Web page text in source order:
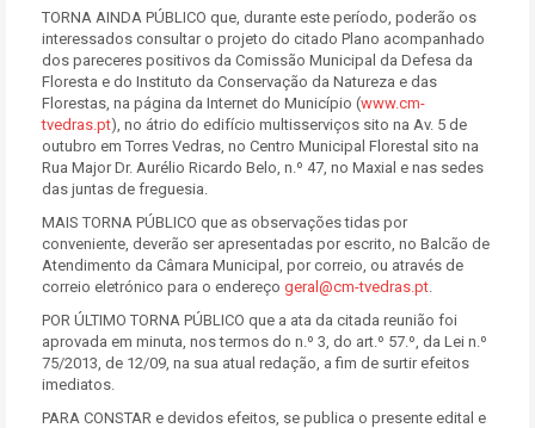
TORNA AINDA PÚBLICO que, durante este período, poderão os
interessados consultar o projeto do citado Plano acompanhado
dos pareceres positivos da Comissão Municipal da Defesa da
Floresta e do Instituto da Conservação da Natureza e das
Florestas, na página da Internet do Município (www.cm-
tvedras.pt), no átrio do edifício multisserviços sito na Av. 5 de
outubro em Torres Vedras, no Centro Municipal Florestal sito na
Rua Major Dr. Aurélio Ricardo Belo, n.º 47, no Maxial e nas sedes
das juntas de freguesia.
MAIS TORNA PÚBLICO que as observações tidas por
conveniente, deverão ser apresentadas por escrito, no Balcão de
Atendimento da Câmara Municipal, por correio, ou através de
correio eletrónico para o endereço geral@cm-tvedras.pt.
POR ÚLTIMO TORNA PÚBLICO que a ata da citada reunião foi
aprovada em minuta, nos termos do n.º 3, do art.º 57.º, da Lei n.º
75/2013, de 12/09, na sua atual redação, a fim de surtir efeitos
imediatos.
PARA CONSTAR e devidos efeitos, se publica o presente edital e